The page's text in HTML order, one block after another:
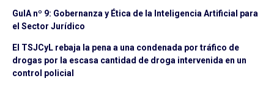
GuIA nº 9: Gobernanza y Ética de la Inteligencia Artificial para
el Sector Jurídico
El TSJCyL rebaja la pena a una condenada por tráfico de
drogas por la escasa cantidad de droga intervenida en un
control policial